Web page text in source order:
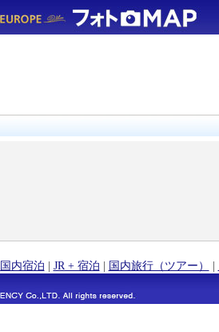
国内宿泊 | JR + 宿泊 | 国内旅行（ツアー） |